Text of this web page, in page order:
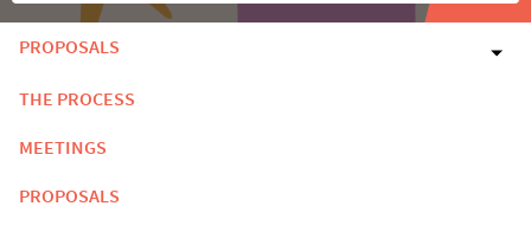
PROPOSALS
THE PROCESS
MEETINGS
PROPOSALS